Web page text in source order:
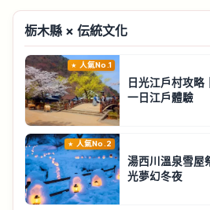
栃木縣 × 伝統文化
人氣No.1
日光江戶村攻略
一日江戶體驗
人氣No.2
湯西川溫泉雪屋
光夢幻冬夜